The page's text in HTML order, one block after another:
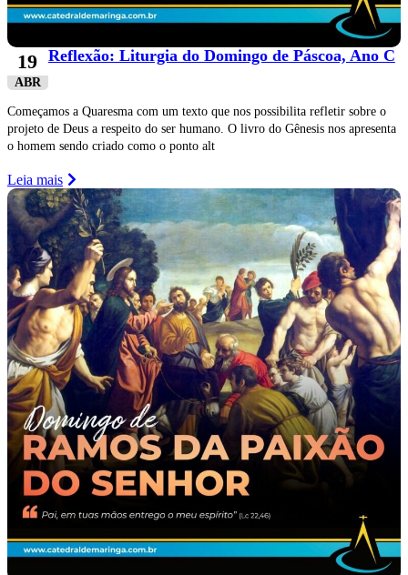
19
ABR
Reflexão: Liturgia do Domingo de Páscoa, Ano C
Começamos a Quaresma com um texto que nos possibilita refletir sobre o
projeto de Deus a respeito do ser humano. O livro do Gênesis nos apresenta
o homem sendo criado como o ponto alt
Leia mais